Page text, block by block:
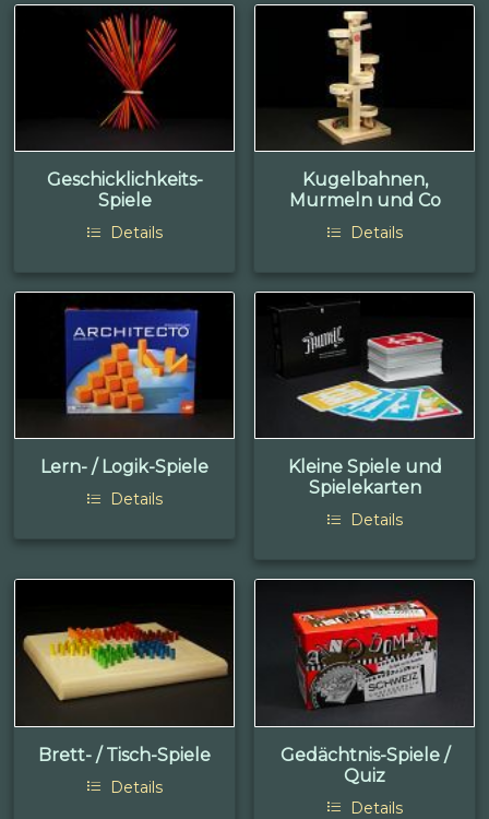
Geschicklichkeits-
Spiele
Details
Kugelbahnen,
Murmeln und Co
Details
Lern- / Logik-Spiele
Details
Kleine Spiele und
Spielekarten
Details
Brett- / Tisch-Spiele
Details
Gedächtnis-Spiele /
Quiz
Details